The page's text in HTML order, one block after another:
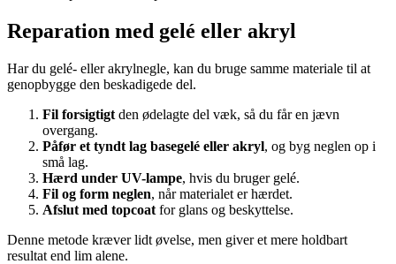
Reparation med gelé eller akryl
Har du gelé- eller akrylnegle, kan du bruge samme materiale til at
genopbygge den beskadigede del.
Fil forsigtigt den ødelagte del væk, så du får en jævn
overgang.
Påfør et tyndt lag basegelé eller akryl, og byg neglen op i
små lag.
Hærd under UV-lampe, hvis du bruger gelé.
Fil og form neglen, når materialet er hærdet.
Afslut med topcoat for glans og beskyttelse.
Denne metode kræver lidt øvelse, men giver et mere holdbart
resultat end lim alene.